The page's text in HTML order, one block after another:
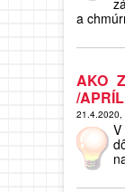
a
AKO
/
21.4.2020,